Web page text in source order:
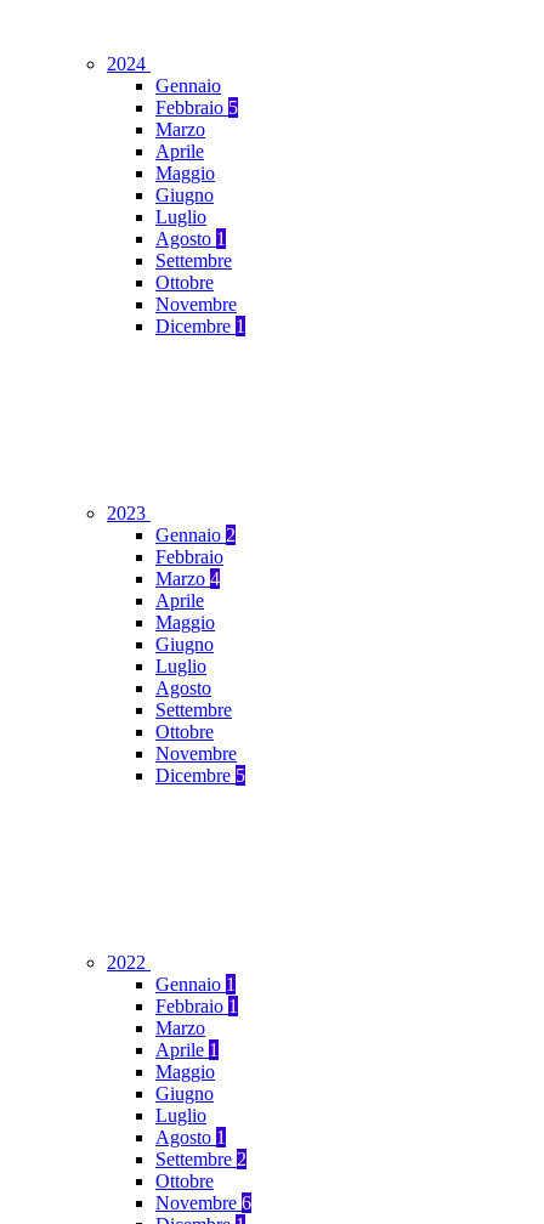
2024
Gennaio
Febbraio 5
Marzo
Aprile
Maggio
Giugno
Luglio
Agosto 1
Settembre
Ottobre
Novembre
Dicembre 1
2023
Gennaio 2
Febbraio
Marzo 4
Aprile
Maggio
Giugno
Luglio
Agosto
Settembre
Ottobre
Novembre
Dicembre 5
2022
Gennaio 1
Febbraio 1
Marzo
Aprile 1
Maggio
Giugno
Luglio
Agosto 1
Settembre 2
Ottobre
Novembre 6